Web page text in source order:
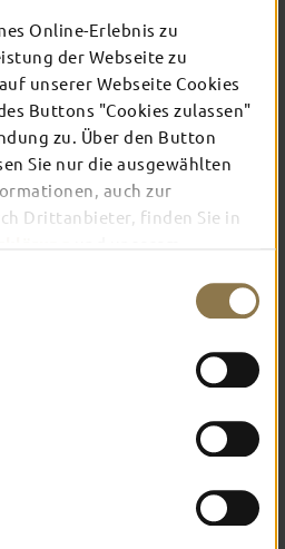
Online-Erlebnis zu
der Webseite zu
unserer Webseite Cookies
Buttons "Cookies zulassen"
zu. Über den Button
Sie nur die ausgewählten
auch zur
Drittanbieter, finden Sie in
immer etwas los: Ob
Stadtführung oder
hier aktuelle Veranstaltungen
um Fulda.